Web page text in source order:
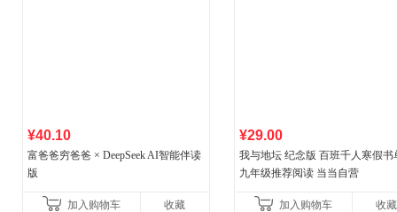
¥40.10
富爸爸穷爸爸 × DeepSeek AI智能伴读
版
加入购物车 收藏
¥29.00
我与地坛 纪念版 百班千人寒假书
九年级推荐阅读 当当自营
加入购物车 收藏